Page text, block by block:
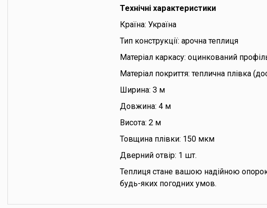
Технічні характеристики
Країна: Україна
Тип конструкції: арочна теплиця
Матеріал каркасу: оцинкований
Матеріал покриття: теплична плівка
Ширина: 3 м
Довжина: 4 м
Висота: 2 м
Товщина плівки: 150 мкм
Дверний отвір: 1 шт.
Теплиця стане вашою надійною
будь-яких погодних умов.